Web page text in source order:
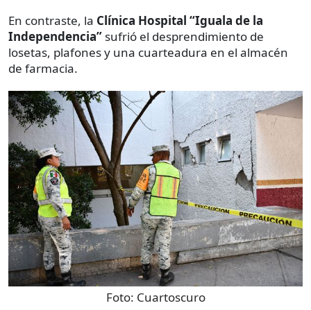
En contraste, la Clínica Hospital “Iguala de la
Independencia” sufrió el desprendimiento de
losetas, plafones y una cuarteadura en el almacén
de farmacia.
Foto: Cuartoscuro